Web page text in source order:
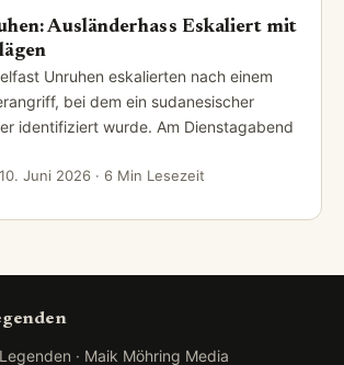
Ausländerhass Eskaliert mit
Unruhen eskalierten nach einem
bei dem ein sudanesischer
identifiziert wurde. Am Dienstagabend
10. Juni 2026 · 6 Min Lesezeit
· Maik Möhring Media